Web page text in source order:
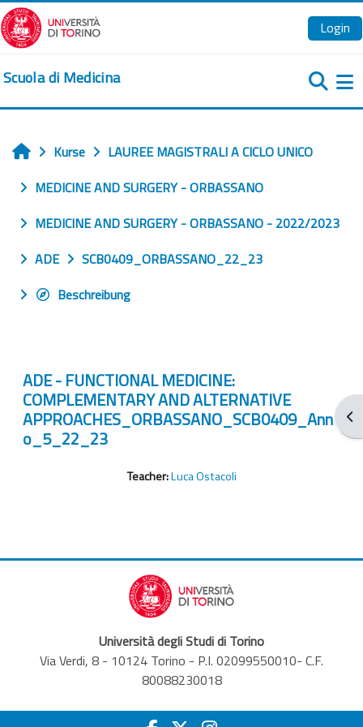
Zum Hauptinhalt
Login
Scuola di Medicina
Startseite
Kurse
LAUREE MAGISTRALI A CICLO UNICO
MEDICINE AND SURGERY - ORBASSANO
MEDICINE AND SURGERY - ORBASSANO - 2022/2023
ADE
SCB0409_ORBASSANO_22_23
Beschreibung
ADE - FUNCTIONAL MEDICINE:
COMPLEMENTARY AND ALTERNATIVE
APPROACHES_ORBASSANO_SCB0409_Ann
o_5_22_23
Teacher:Luca Ostacoli
Università degli Studi di Torino
Via Verdi, 8 - 10124 Torino - P.I. 02099550010- C.F.
80088230018